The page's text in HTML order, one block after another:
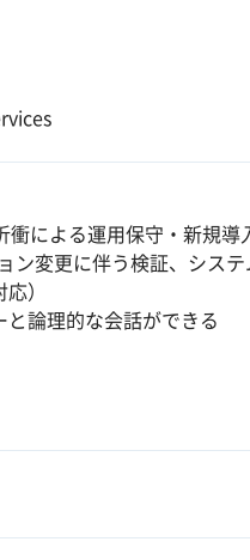
衝による運用保守・新規導
ン変更に伴う検証、シス
）
と論理的な会話ができる